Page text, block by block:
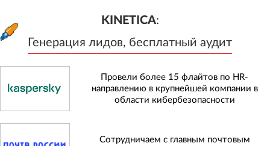
KINETICA:
Генерация лидов, бесплатный аудит
Генерация лидов, бесплатный
Провели более 15 флайтов по HR-
направлению в крупнейшей компании в
области кибербезопасности
Сотрудничаем с главным почтовым